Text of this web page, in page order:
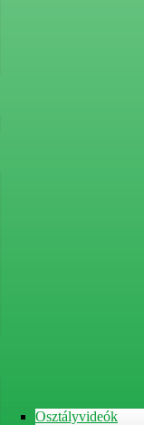
Osztályvideók